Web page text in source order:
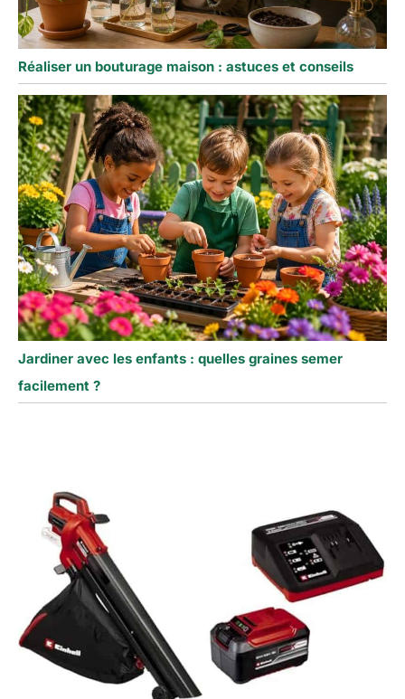
Réaliser un bouturage maison : astuces et conseils
Jardiner avec les enfants : quelles graines semer
facilement ?